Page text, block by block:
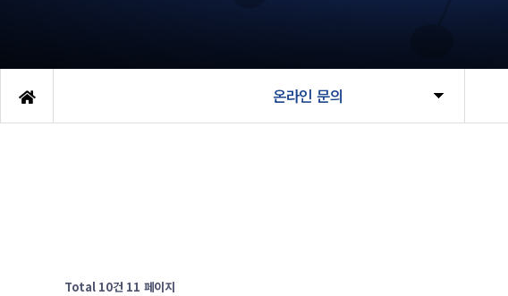
온라인 문의
Total 10건11 페이지